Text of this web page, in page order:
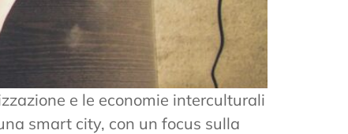
e le economie interculturali
smart city, con un focus sulla